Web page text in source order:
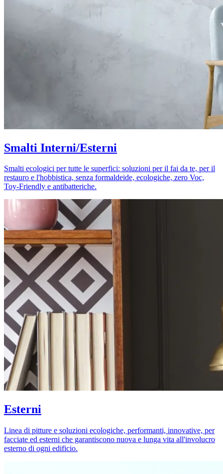
Smalti Interni/Esterni
Smalti ecologici per tutte le superfici: soluzioni per il fai da te, per il
restauro e l'hobbistica, senza formaldeide, ecologiche, zero Voc,
Toy-Friendly e antibatteriche.
Esterni
Linea di pitture e soluzioni ecologiche, performanti, innovative, per
facciate ed esterni che garantiscono nuova e lunga vita all'involucro
esterno di ogni edificio.